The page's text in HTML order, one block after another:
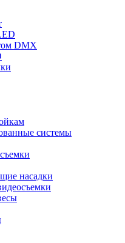
DMX
системы
насадки